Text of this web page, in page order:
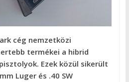
cég nemzetközi
termékei a hibrid
Ezek közül sikerült
Luger és .40 SW